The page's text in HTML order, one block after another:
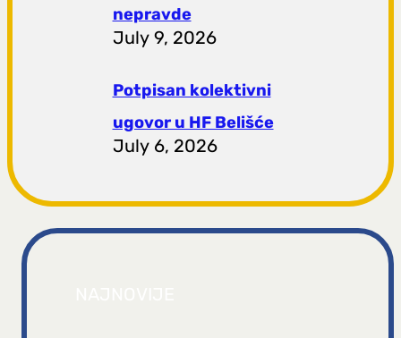
nepravde
July 9, 2026
Potpisan kolektivni
ugovor u HF Belišće
July 6, 2026